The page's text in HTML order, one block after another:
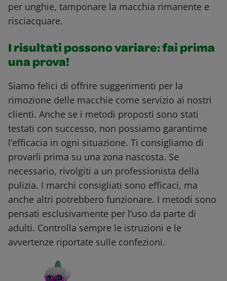
per unghie, tamponare la macchia rimanente e
risciacquare.
I risultati possono variare: fai prima
una prova!
Siamo felici di offrire suggerimenti per la
rimozione delle macchie come servizio ai nostri
clienti. Anche se i metodi proposti sono stati
testati con successo, non possiamo garantirne
l’efficacia in ogni situazione. Ti consigliamo di
provarli prima su una zona nascosta. Se
necessario, rivolgiti a un professionista della
pulizia. I marchi consigliati sono efficaci, ma
anche altri potrebbero funzionare. I metodi sono
pensati esclusivamente per l’uso da parte di
adulti. Controlla sempre le istruzioni e le
avvertenze riportate sulle confezioni.